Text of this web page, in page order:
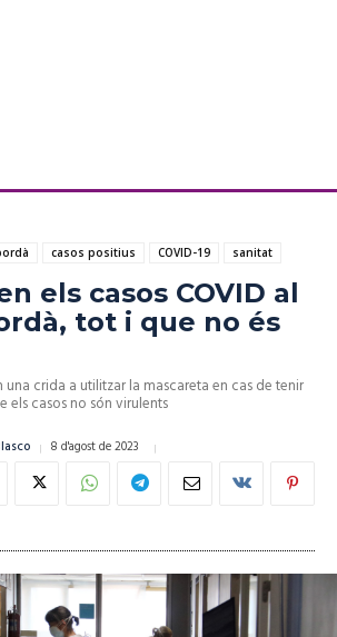
casos positius COVID-19 sanitat
els casos COVID al
tot i que no és
una crida a utilitzar la mascareta en cas de tenir
els casos no són virulents
8 d'agost de 2023